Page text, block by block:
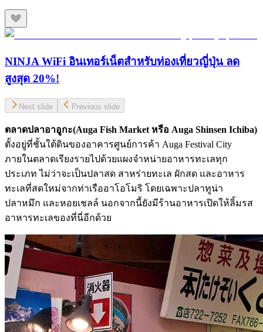
NINJA WiFi อินเทอร์เน็ตสำหรับท่องเที่ยวญี่ปุ่น ลด
สูงสุด 20%!
Next slide Previous slide
ตลาดปลาอาอูกะ(Auga Fish Market หรือ Auga Shinsen Ichiba)
ตั้งอยู่ที่ชั้นใต้ดินของอาคารศูนย์การค้า Auga Festival City
ภายในตลาดเรียงรายไปด้วยแผงจำหน่ายอาหารทะเลทุก
ประเภท ไม่ว่าจะเป็นปลาสด สาหร่ายทะเล ผักสด และอาหาร
ทะเลที่สดใหม่จากท่าเรืออาโอโมริ โดยเฉพาะปลาทูน่า
ปลาหมึก และหอยเชลล์ นอกจากนี้ยังมีร้านอาหารเปิดให้ลิ้มรส
อาหารทะเลของที่นี่อีกด้วย